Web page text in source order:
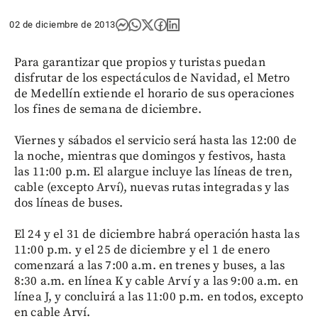
02 de diciembre de 2013
Para garantizar que propios y turistas puedan
disfrutar de los espectáculos de Navidad, el Metro
de Medellín extiende el horario de sus operaciones
los fines de semana de diciembre.
Viernes y sábados el servicio será hasta las 12:00 de
la noche, mientras que domingos y festivos, hasta
las 11:00 p.m. El alargue incluye las líneas de tren,
cable (excepto Arví), nuevas rutas integradas y las
dos líneas de buses.
El 24 y el 31 de diciembre habrá operación hasta las
11:00 p.m. y el 25 de diciembre y el 1 de enero
comenzará a las 7:00 a.m. en trenes y buses, a las
8:30 a.m. en línea K y cable Arví y a las 9:00 a.m. en
línea J, y concluirá a las 11:00 p.m. en todos, excepto
en cable Arví.